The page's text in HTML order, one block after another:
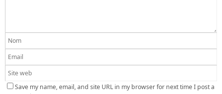
Save my name, email, and site URL in my browser for next time I post a